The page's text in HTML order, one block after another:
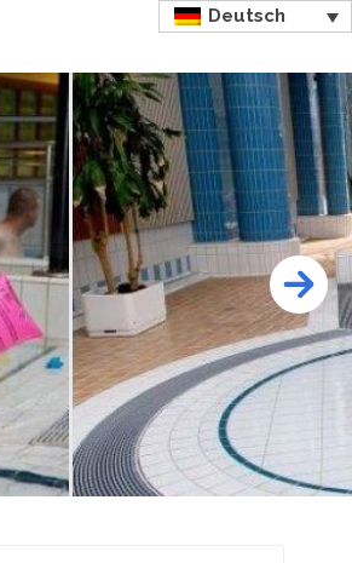
Deutsch